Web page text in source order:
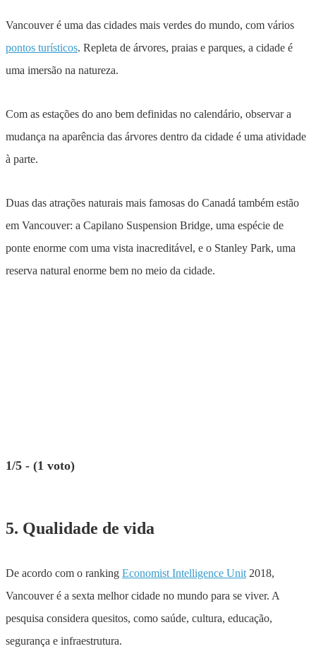
Vancouver é uma das cidades mais verdes do mundo, com vários
pontos turísticos. Repleta de árvores, praias e parques, a cidade é
uma imersão na natureza.
Com as estações do ano bem definidas no calendário, observar a
mudança na aparência das árvores dentro da cidade é uma atividade
à parte.
Duas das atrações naturais mais famosas do Canadá também estão
em Vancouver: a Capilano Suspension Bridge, uma espécie de
ponte enorme com uma vista inacreditável, e o Stanley Park, uma
reserva natural enorme bem no meio da cidade.
1/5 - (1 voto)
5. Qualidade de vida
De acordo com o ranking Economist Intelligence Unit 2018,
Vancouver é a sexta melhor cidade no mundo para se viver. A
pesquisa considera quesitos, como saúde, cultura, educação,
segurança e infraestrutura.